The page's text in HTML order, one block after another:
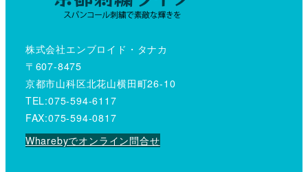
株式会社エンブロイド・タナカ
〒607-8475
京都市山科区北花山横田町26-10
TEL:075-594-6117
FAX:075-594-0817
Wharebyでオンライン問合せ